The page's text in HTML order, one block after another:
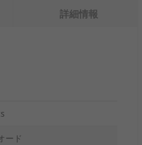
詳細情報
ード